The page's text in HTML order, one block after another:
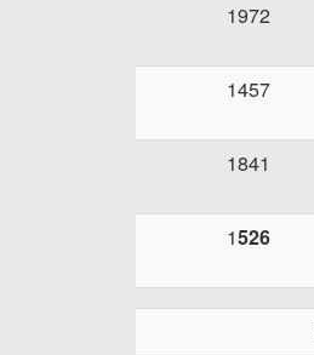
1972
1457
1841
1526